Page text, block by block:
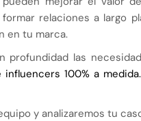
formar relaciones a largo
en tu marca.
profundidad las
100% a medida.
y analizaremos tu